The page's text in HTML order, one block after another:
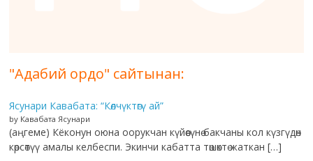
"Адабий ордо" сайтынан:
Ясунари Кавабата: “Көлчүктөгү ай”
by Кавабата Ясунари
(аңгеме) Кёконун оюна оорукчан күйөөсүнө бакчаны кол күзгүдөн
көрсөтүү амалы келбеспи. Экинчи кабатта төшөктө жаткан […]